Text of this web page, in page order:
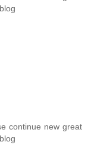
continue new great